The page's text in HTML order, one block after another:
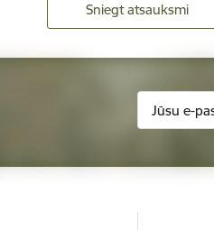
Sniegt atsauksmi